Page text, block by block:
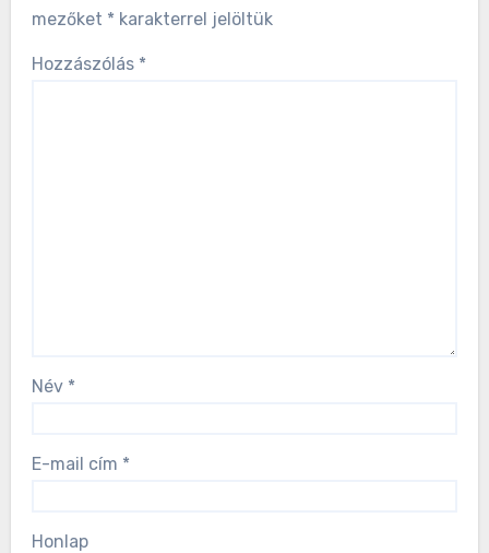
mezőket * karakterrel jelöltük
Hozzászólás *
Név *
E-mail cím *
Honlap